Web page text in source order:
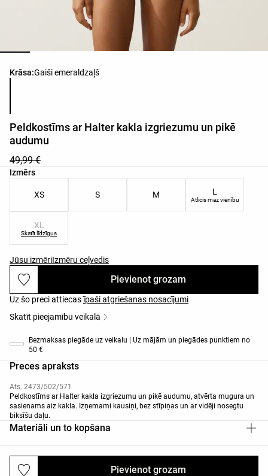
Krāsa:Gaiši emeraldzaļš
Produkta krāsu saraksts
Peldkostīms ar Halter kakla izgriezumu un pikē
audumu
49,99 €
Izmērs
Produkta izmēru saraksts
XS S M L
Atlicis maz vienību
XL
Skatīt līdzīgus
Jūsu izmēriIzmēru ceļvedis
Pievienot grozam
Pievienot grozam
Uz šo preci attiecasīpaši atgriešanas nosacījumi
Skatīt pieejamību veikalā
Bezmaksas piegāde uz veikalu | Uz mājām un piegādes punktiem no
50 €
Preces apraksts
Ats. 2473/502/571
Peldkostīms ar Halter kakla izgriezumu un pikē audumu, atvērta mugura un
sasienams aiz kakla. Izņemami kausiņi, bez stīpiņas un ar vidēji nosegtu
biksīšu daļu.
Materiāli un to kopšana
Piegādes un atgriešana